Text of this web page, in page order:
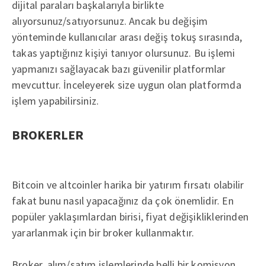
dijital paraları başkalarıyla birlikte
alıyorsunuz/satıyorsunuz. Ancak bu değişim
yönteminde kullanıcılar arası değiş tokuş sırasında,
takas yaptığınız kişiyi tanıyor olursunuz. Bu işlemi
yapmanızı sağlayacak bazı güvenilir platformlar
mevcuttur. İnceleyerek size uygun olan platformda
işlem yapabilirsiniz.
BROKERLER
Bitcoin ve altcoinler harika bir yatırım fırsatı olabilir
fakat bunu nasıl yapacağınız da çok önemlidir. En
popüler yaklaşımlardan birisi, fiyat değişikliklerinden
yararlanmak için bir broker kullanmaktır.